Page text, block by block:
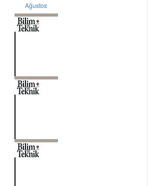
Ağustos